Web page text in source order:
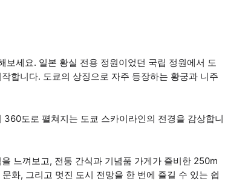
세요. 일본 황실 전용 정원이었던 국립 정원에서 도
합니다. 도쿄의 상징으로 자주 등장하는 황궁과 니주
도로 펼쳐지는 도쿄 스카이라인의 전경을 감상합니
느껴보고, 전통 간식과 기념품 가게가 즐비한 250m
화, 그리고 멋진 도시 전망을 한 번에 즐길 수 있는 쉽